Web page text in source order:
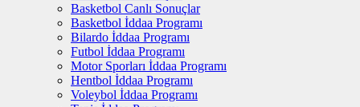
Basketbol Canlı Sonuçlar
Basketbol İddaa Programı
Bilardo İddaa Programı
Futbol İddaa Programı
Motor Sporları İddaa Programı
Hentbol İddaa Programı
Voleybol İddaa Programı